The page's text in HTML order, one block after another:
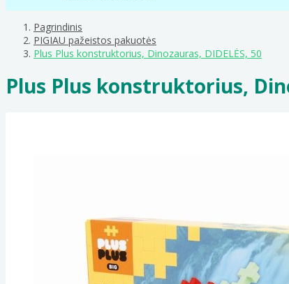
Pagrindinis
PIGIAU pažeistos pakuotės
Plus Plus konstruktorius, Dinozauras, DIDELĖS, 50
Plus Plus konstruktorius,